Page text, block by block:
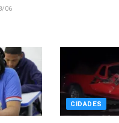
06
CIDADES